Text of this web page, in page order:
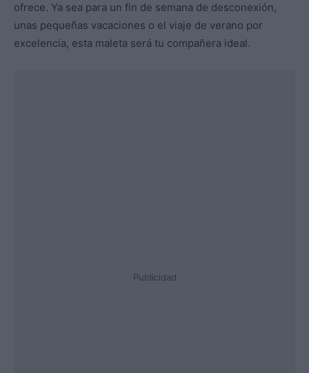
ofrece. Ya sea para un fin de semana de desconexión,
unas pequeñas vacaciones o el viaje de verano por
excelencia, esta maleta será tu compañera ideal.
Publicidad